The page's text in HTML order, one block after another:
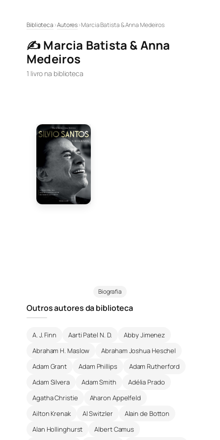
conteúdo
Biblioteca›Autores›Marcia Batista & Anna Medeiros
✍️ Marcia Batista & Anna
Medeiros
1 livro na biblioteca
Biografia
Outros autores da biblioteca
A. J. Finn Aarti Patel N. D.
Abby Jimenez
Abraham H. Maslow
Abraham Joshua Heschel
Adam Grant
Adam Phillips
Adam Rutherford
Adam Silvera
Adam Smith
Adélia Prado
Agatha Christie
Aharon Appelfeld
Ailton Krenak
Al Switzler
Alain de Botton
Alan Hollinghurst
Albert Camus